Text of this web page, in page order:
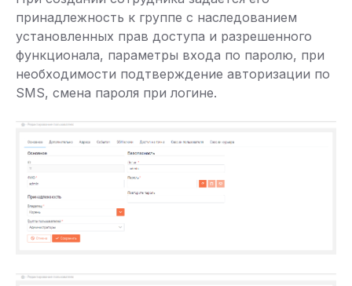
принадлежность к группе с наследованием
установленных прав доступа и разрешенного
функционала, параметры входа по паролю, при
необходимости подтверждение авторизации по
SMS, смена пароля при логине.